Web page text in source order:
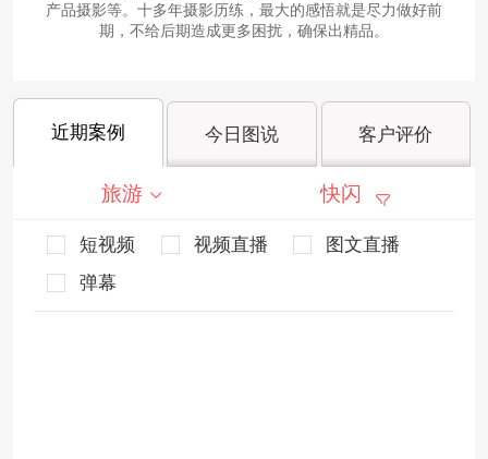
产品摄影等。十多年摄影历练，最大的感悟就是尽力做好前
期，不给后期造成更多困扰，确保出精品。
近期案例 今日图说 客户评价
旅游 快闪
短视频 视频直播
图文直播
弹幕